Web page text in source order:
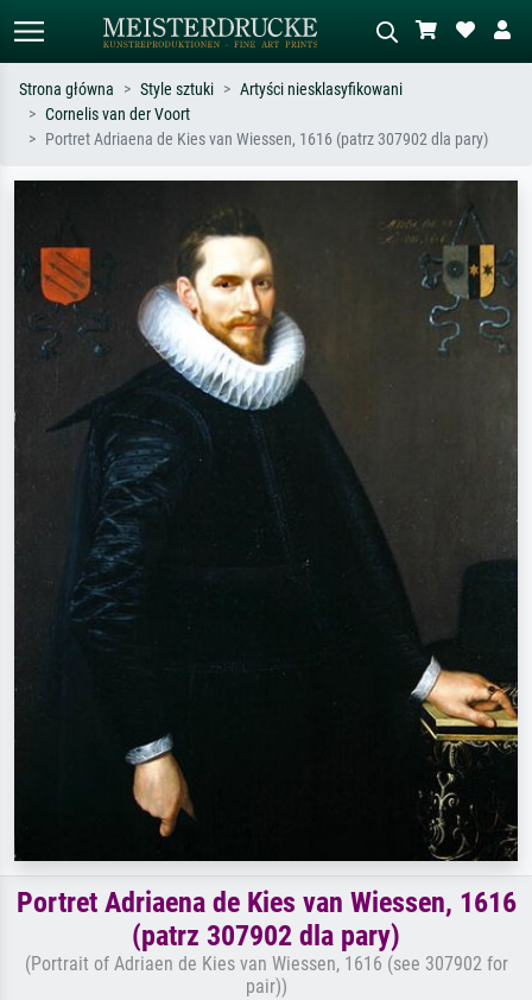
Wyszukiwanie standardowe Wyszukiwanie obrazów AI
impresjonizm, fala Hokusaia, akt.
stojący akt obok drzewa.
Strona główna Style sztuki
Artyści niesklasyfikowani
Cornelis van der Voort
Portret Adriaena de Kies van Wiessen, 1616 (patrz 307902 dla pary)
Portret Adriaena de Kies van Wiessen, 1616
(patrz 307902 dla pary)
(Portrait of Adriaen de Kies van Wiessen, 1616 (see 307902 for
pair))